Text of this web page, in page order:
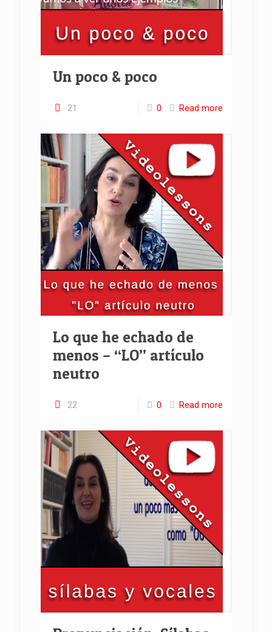
Un poco & poco
21 0 Read more
Lo que he echado de
menos – “LO” artículo
neutro
22 0 Read more